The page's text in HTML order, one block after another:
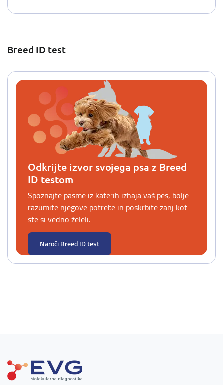
Breed ID test
Odkrijte izvor svojega psa z Breed
ID testom
Spoznajte pasme iz katerih izhaja vaš pes, bolje
razumite njegove potrebe in poskrbite zanj kot
ste si vedno želeli.
Naroči Breed ID test